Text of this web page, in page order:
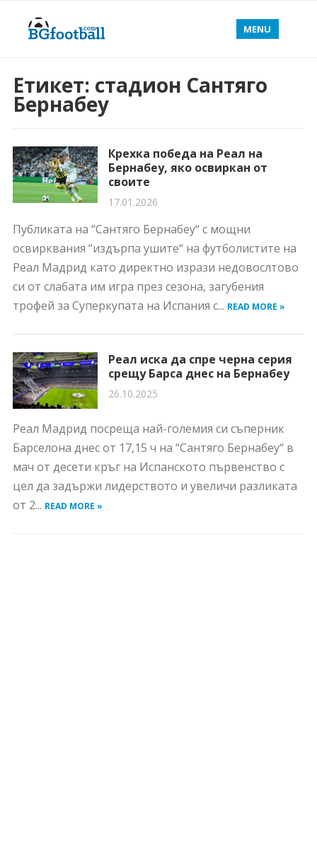
MENU
Етикет: стадион Сантяго
Бернабеу
Крехка победа на Реал на
Бернабеу, яко освиркан от
своите
17.01.2026
Публиката на “Сантяго Бернабеу“ с мощни
освирквания “издърпа ушите“ на футболистите на
Реал Мадрид като директно изрази недовослтово
си от слабата им игра през сезона, загубения
трофей за Суперкупата на Испания с... READ MORE »
Реал иска да спре черна серия
срещу Барса днес на Бернабеу
26.10.2025
Реал Мадрид посреща най-големия си съперник
Барселона днес от 17,15 ч на “Сантяго Бернабеу“ в
мач от десети кръг на Испанското първенство с
цел да задържи лидерството и увеличи разликата
от 2... READ MORE »